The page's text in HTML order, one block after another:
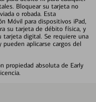
Bloquear su tarjeta no
o robada. Esta
Móvil para dispositivos iPad,
su tarjeta de débito física, y
tarjeta digital. Se requiere una
aplicarse cargos del
propiedad absoluta de Early